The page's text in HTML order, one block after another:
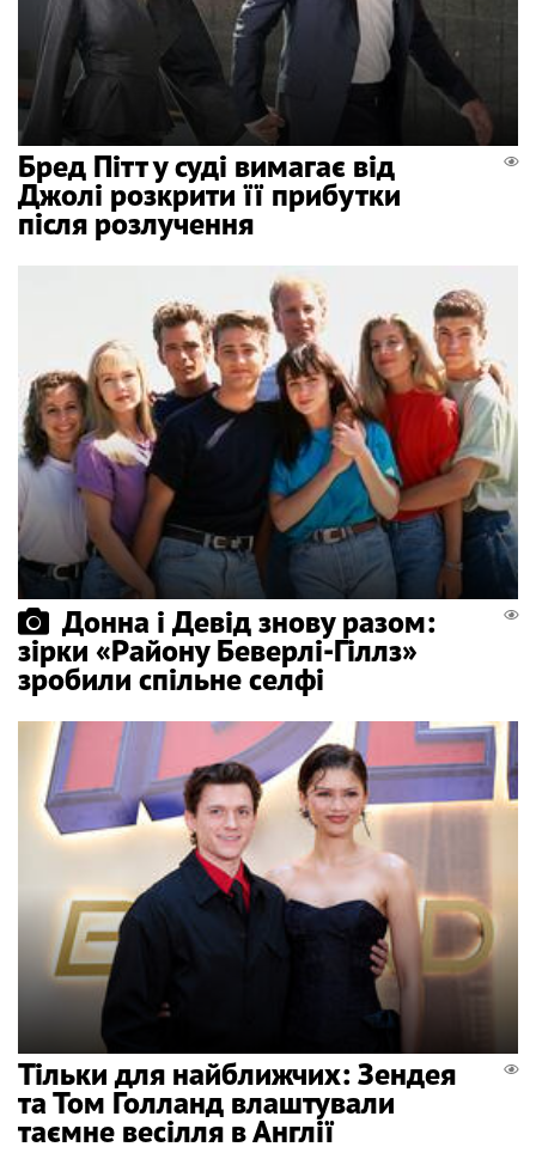
Бред Пітт у суді вимагає від
Джолі розкрити її прибутки
після розлучення
Донна і Девід знову разом:
зірки «Району Беверлі-Гіллз»
зробили спільне селфі
Тільки для найближчих: Зендея
та Том Голланд влаштували
таємне весілля в Англії